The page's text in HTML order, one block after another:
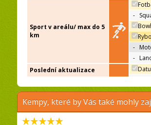
Sport v areálu/ max do 5
km
-
-
-
Poslední aktualizace
Kempy, které by Vás také mohly